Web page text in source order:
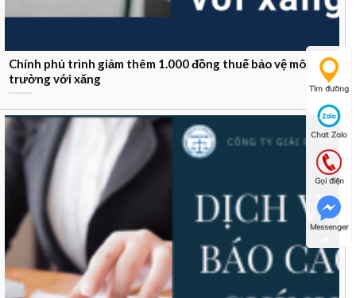
Chính phủ trình giảm thêm 1.000 đồng thuế bảo vệ môi
trường với xăng
Tìm đường
Chat Zalo
Gọi điện
Messenger